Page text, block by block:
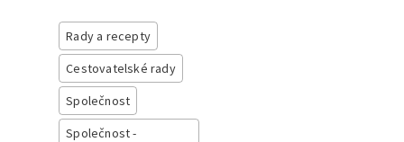
Rady a recepty
Cestovatelské rady
Společnost
Společnost -